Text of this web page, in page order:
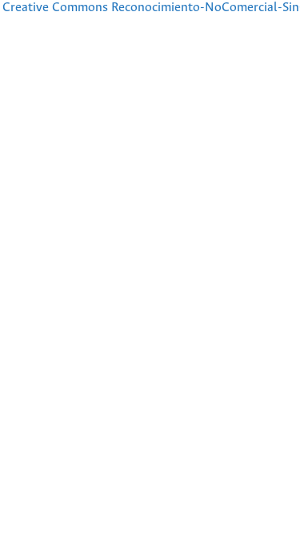
Creative Commons Reconocimiento-NoComercial-